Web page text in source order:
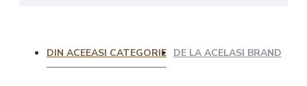
DIN ACEEASI CATEGORIE DE LA ACELASI BRAND